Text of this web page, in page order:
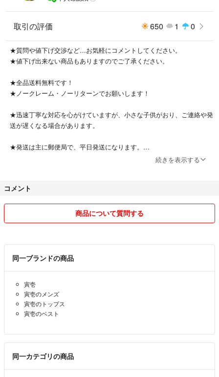
取引の評価 650 1 0
★質問や値下げ交渉など…お気軽にコメントしてください。
★値下げ出来ない商品もありますのでご了承ください。
★全品送料無料です！
★ノークレーム・ノーリターンでお願いします！
★迅速丁寧な対応を心がけていますが、小さな子供がおり、ご連絡や発
送が遅くなる場合があります。
★発送は主に郵便局で、平日発送になります。
★コメント途中でも、即購入の方を優先します。
★よろしくお願い致します(^^)
続きを表示する
コメント
商品について質問する
同一ブランドの商品
寅壱
寅壱のメンズ
寅壱のトップス
寅壱のベスト
同一カテゴリの商品